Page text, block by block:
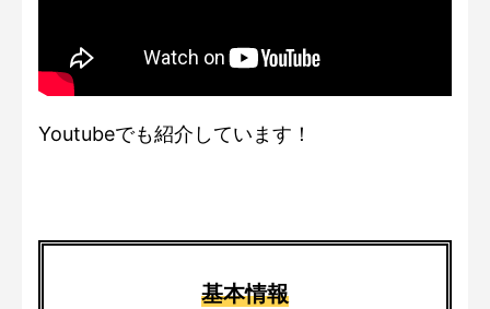
Youtubeでも紹介しています！
基本情報